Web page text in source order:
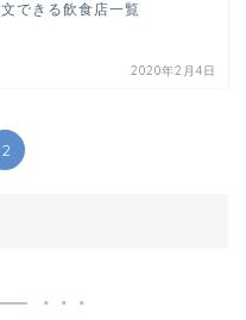
文できる飲食店一覧
2020年2月4日
2